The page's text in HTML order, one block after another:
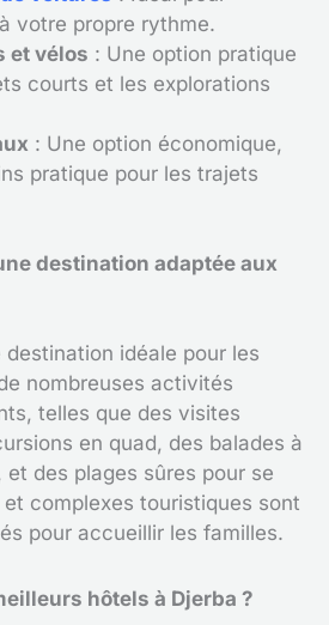
votre propre rythme.
et vélos : Une option pratique
courts et les explorations
: Une option économique,
pratique pour les trajets
destination adaptée aux
destination idéale pour les
nombreuses activités
telles que des visites
en quad, des balades à
et des plages sûres pour se
complexes touristiques sont
pour accueillir les familles.
hôtels à Djerba ?